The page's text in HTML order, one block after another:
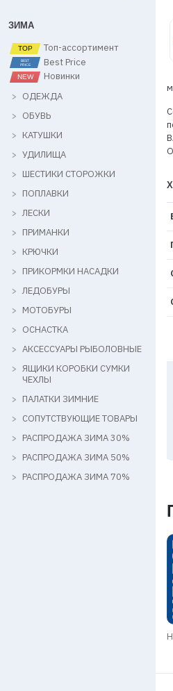
ЗИМА
Топ-ассортимент
Best Price
Новинки
ОДЕЖДА
ОБУВЬ
КАТУШКИ
УДИЛИЩА
ШЕСТИКИ СТОРОЖКИ
ПОПЛАВКИ
ЛЕСКИ
ПРИМАНКИ
КРЮЧКИ
ПРИКОРМКИ НАСАДКИ
ЛЕДОБУРЫ
МОТОБУРЫ
ОСНАСТКА
АКСЕССУАРЫ РЫБОЛОВНЫЕ
ЯЩИКИ КОРОБКИ СУМКИ
ЧЕХЛЫ
ПАЛАТКИ ЗИМНИЕ
СОПУТСТВУЮЩИЕ ТОВАРЫ
РАСПРОДАЖА ЗИМА 30%
РАСПРОДАЖА ЗИМА 50%
РАСПРОДАЖА ЗИМА 70%